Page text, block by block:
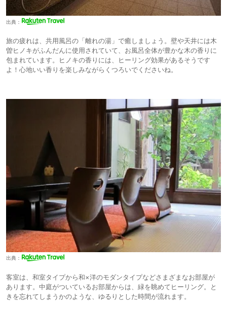
出典：
旅の疲れは、共用風呂の「離れの湯」で癒しましょう。壁や天井には木
曽ヒノキがふんだんに使用されていて、お風呂全体が豊かな木の香りに
包まれています。ヒノキの香りには、ヒーリング効果があるそうです
よ！心地いい香りを楽しみながらくつろいでくださいね。
出典：
客室は、和室タイプから和×洋のモダンタイプなどさまざまなお部屋が
あります。中庭がついているお部屋からは、緑を眺めてヒーリング。と
きを忘れてしまうかのような、ゆるりとした時間が流れます。